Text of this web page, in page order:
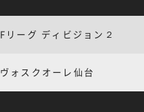
Fリーグ ディビジョン２
ヴォスクオーレ仙台